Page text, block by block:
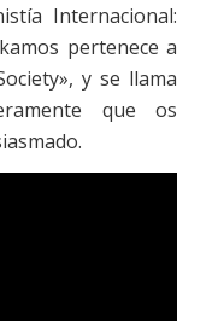
Internacional:
pertenece a
y se llama
que os